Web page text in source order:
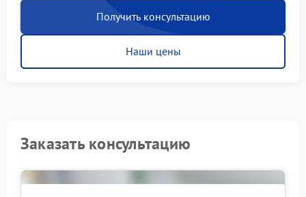
Получить консультацию
Наши цены
Заказать консультацию